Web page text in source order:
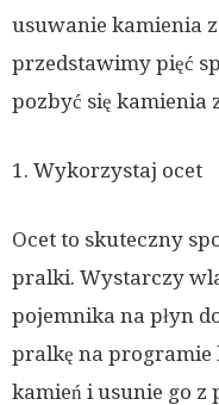
usuwanie kamienia
przedstawimy pięć
pozbyć się kamienia
1. Wykorzystaj ocet
Ocet to skuteczny
pralki. Wystarczy
pojemnika na płyn
pralkę na programie
kamień i usunie go z